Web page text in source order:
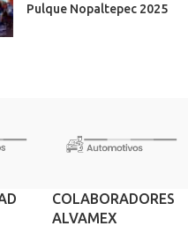
Pulque Nopaltepec 2025
COLABORADORES
ALVAMEX